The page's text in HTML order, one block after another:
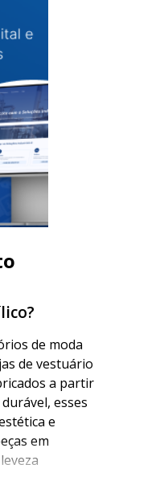
de moda
de vestuário
a partir
esses
e
em
e sofisticado